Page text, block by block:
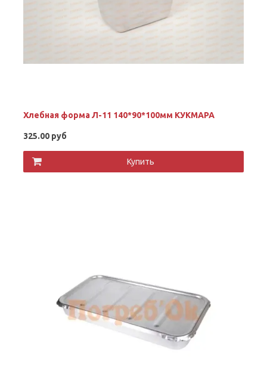
Хлебная форма Л-11 140*90*100мм КУКМАРА
325.00 руб
Купить